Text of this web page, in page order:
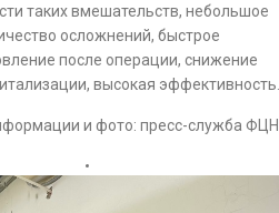
таких вмешательств, небольшое
осложнений, быстрое
после операции, снижение
высокая эффективность.
и фото: пресс-служба ФЦН